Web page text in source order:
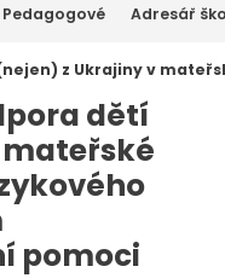
Pedagogové Adresář
z Ukrajiny v
dětí
pomoci